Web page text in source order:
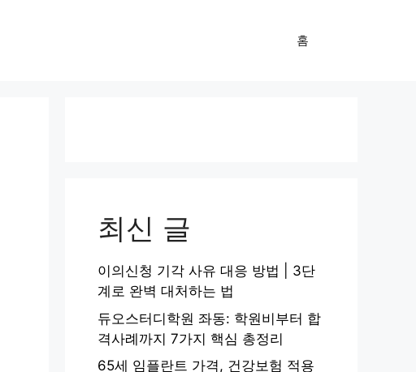
홈
최신 글
이의신청 기각 사유 대응 방법 | 3단
계로 완벽 대처하는 법
듀오스터디학원 좌동: 학원비부터 합
격사례까지 7가지 핵심 총정리
65세 임플란트 가격, 건강보험 적용